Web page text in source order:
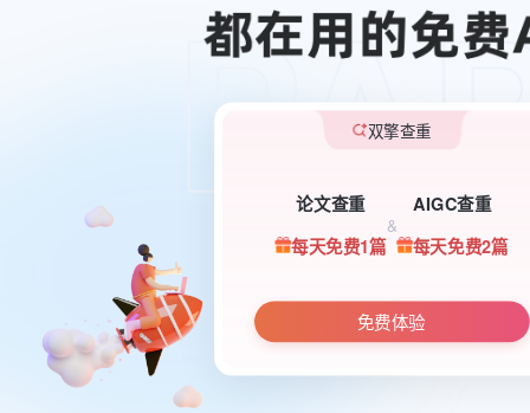
双擎查重
论文查重
每天免费1篇
&
AIGC查重
每天免费2篇
免费体验